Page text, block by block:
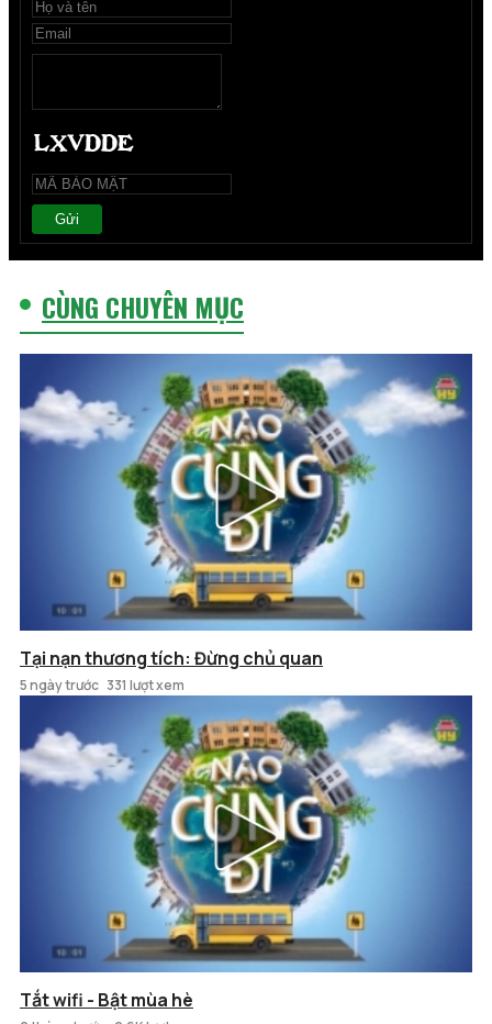
Gửi
CÙNG CHUYÊN MỤC
Tại nạn thương tích: Đừng chủ quan
5 ngày trước 331 lượt xem
Tắt wifi - Bật mùa hè